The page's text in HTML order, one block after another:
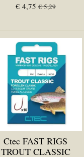
€ 4,75 € 5,29
Ctec FAST RIGS
TROUT CLASSIC